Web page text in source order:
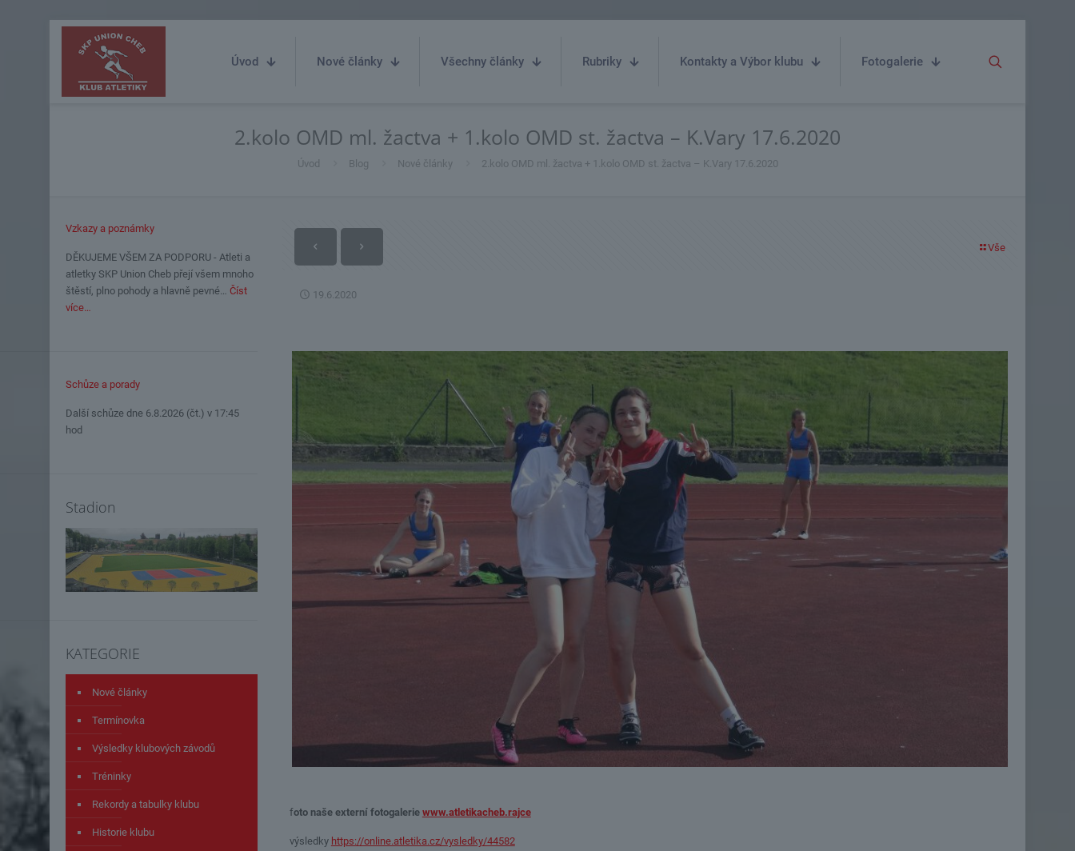
Úvod Nové články Všechny články Rubriky Kontakty a Výbor klubu Fotogalerie
2.kolo OMD ml. žactva + 1.kolo OMD st. žactva – K.Vary 17.6.2020
Úvod Blog Nové články 2.kolo OMD ml. žactva + 1.kolo OMD st. žactva – K.Vary 17.6.2020
Vše
19.6.2020
foto naše externí fotogalerie www.atletikacheb.rajce
výsledky https://online.atletika.cz/vysledky/44582
Vzkazy a poznámky
DĚKUJEME VŠEM ZA PODPORU - Atleti a
atletky SKP Union Cheb přejí všem mnoho
štěstí, plno pohody a hlavně pevné… Číst
více…
Schůze a porady
Další schůze dne 6.8.2026 (čt.) v 17:45
hod
Stadion
KATEGORIE
Nové články
Termínovka
Výsledky klubových závodů
Tréninky
Rekordy a tabulky klubu
Historie klubu